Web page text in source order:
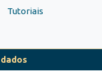
Tutoriais